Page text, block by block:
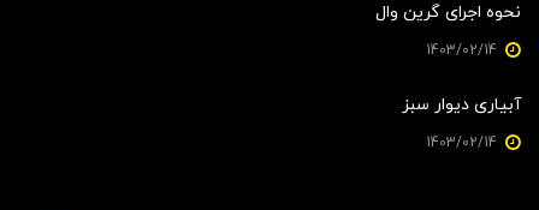
نحوه اجرای گرین وال
آبیاری دیوار سبز